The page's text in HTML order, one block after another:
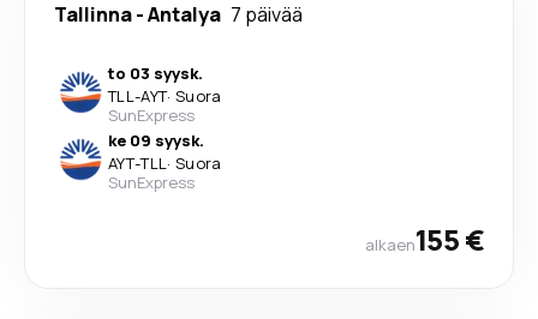
Tallinna-Antalya 7 päivää
to 03 syysk.
TLL-AYT· Suora
SunExpress
ke 09 syysk.
AYT-TLL· Suora
SunExpress
alkaen155 €